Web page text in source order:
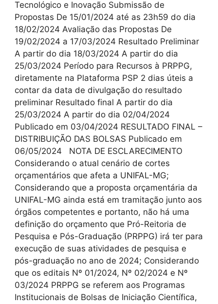
Tecnológico e Inovação Submissão de
Propostas De 15/01/2024 até as 23h59 do dia
18/02/2024 Avaliação das Propostas De
19/02/2024 a 17/03/2024 Resultado Preliminar
A partir do dia 18/03/2024 A partir do dia
25/03/2024 Período para Recursos à PRPPG,
diretamente na Plataforma PSP 2 dias úteis a
contar da data de divulgação do resultado
preliminar Resultado final A partir do dia
25/03/2024 A partir do dia 02/04/2024
Publicado em 03/04/2024 RESULTADO FINAL –
DISTRIBUIÇÃO DAS BOLSAS Publicado em
06/05/2024 NOTA DE ESCLARECIMENTO
Considerando o atual cenário de cortes
orçamentários que afeta a UNIFAL-MG;
Considerando que a proposta orçamentária da
UNIFAL-MG ainda está em tramitação junto aos
órgãos competentes e portanto, não há uma
definição do orçamento que Pró-Reitoria de
Pesquisa e Pós-Graduação (PRPPG) irá ter para
execução de suas atividades de pesquisa e
pós-graduação no ano de 2024; Considerando
que os editais Nº 01/2024, Nº 02/2024 e Nº
03/2024 PRPPG se referem aos Programas
Institucionais de Bolsas de Iniciação Científica,